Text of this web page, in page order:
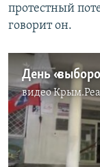
протестный
говорит он.
День
видео
No